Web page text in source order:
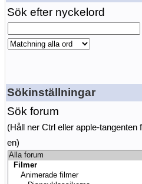
Sök efter nyckelord
Sökinställningar
Sök forum
(Håll ner Ctrl eller apple-tangenten
en)